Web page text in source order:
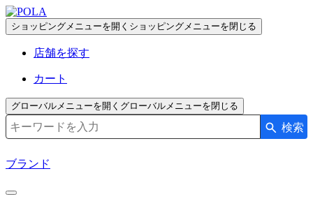
ペ
ー
で
す
コ
テ
ショッピングメニューを開く ショッピングメニューを閉じる
店舗を探す
カート
グローバルメニューを開く グローバルメニューを閉じる
検索キーワード入力 検索
ブランド